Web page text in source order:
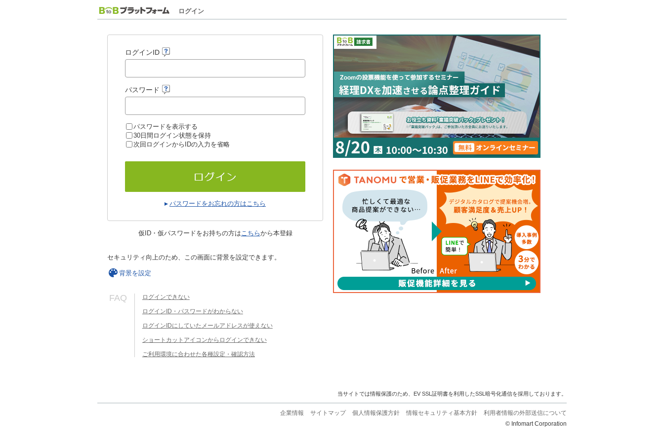
ログイン
ログインID
パスワード
パスワードを表示する
30日間ログイン状態を保持
次回ログインからIDの入力を省略
パスワードをお忘れの方はこちら
仮ID・仮パスワードをお持ちの方はこちらから本登録
セキュリティ向上のため、この画面に背景を設定できます。
背景を設定
FAQ ログインできない
ログインID・パスワードがわからない
ログインIDにしていたメールアドレスが使えない
ショートカットアイコンからログインできない
ご利用環境に合わせた各種設定・確認方法
当サイトでは情報保護のため、EV SSL証明書を利用したSSL暗号化通信を採用しております。
企業情報 サイトマップ 個人情報保護方針 情報セキュリティ基本方針
利用者情報の外部送信について
© Infomart Corporation